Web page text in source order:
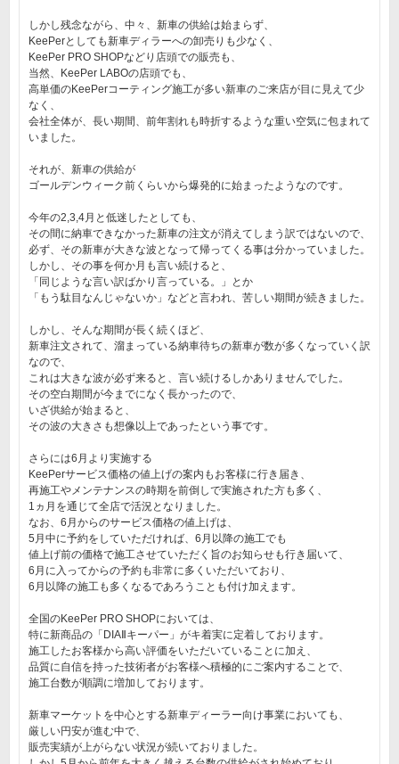
しかし残念ながら、中々、新車の供給は始まらず、
KeePerとしても新車ディラーへの卸売りも少なく、
KeePer PRO SHOPなどり店頭での販売も、
当然、KeePer LABOの店頭でも、
高単価のKeePerコーティング施工が多い新車のご来店が目に見えて少
なく、
会社全体が、長い期間、前年割れも時折するような重い空気に包まれて
いました。
それが、新車の供給が
ゴールデンウィーク前くらいから爆発的に始まったようなのです。
今年の2,3,4月と低迷したとしても、
その間に納車できなかった新車の注文が消えてしまう訳ではないので、
必ず、その新車が大きな波となって帰ってくる事は分かっていました。
しかし、その事を何か月も言い続けると、
「同じような言い訳ばかり言っている。」とか
「もう駄目なんじゃないか」などと言われ、苦しい期間が続きました。
しかし、そんな期間が長く続くほど、
新車注文されて、溜まっている納車待ちの新車が数が多くなっていく訳
なので、
これは大きな波が必ず来ると、言い続けるしかありませんでした。
その空白期間が今までになく長かったので、
いざ供給が始まると、
その波の大きさも想像以上であったという事です。
さらには6月より実施する
KeePerサービス価格の値上げの案内もお客様に行き届き、
再施工やメンテナンスの時期を前倒しで実施された方も多く、
1ヵ月を通じて全店で活況となりました。
なお、6月からのサービス価格の値上げは、
5月中に予約をしていただければ、6月以降の施工でも
値上げ前の価格で施工させていただく旨のお知らせも行き届いて、
6月に入ってからの予約も非常に多くいただいており、
6月以降の施工も多くなるであろうことも付け加えます。
全国のKeePer PRO SHOPにおいては、
特に新商品の「DIAⅡキーパー」がキ着実に定着しております。
施工したお客様から高い評価をいただいていることに加え、
品質に自信を持った技術者がお客様へ積極的にご案内することで、
施工台数が順調に増加しております。
新車マーケットを中心とする新車ディーラー向け事業においても、
厳しい円安が進む中で、
販売実績が上がらない状況が続いておりました。